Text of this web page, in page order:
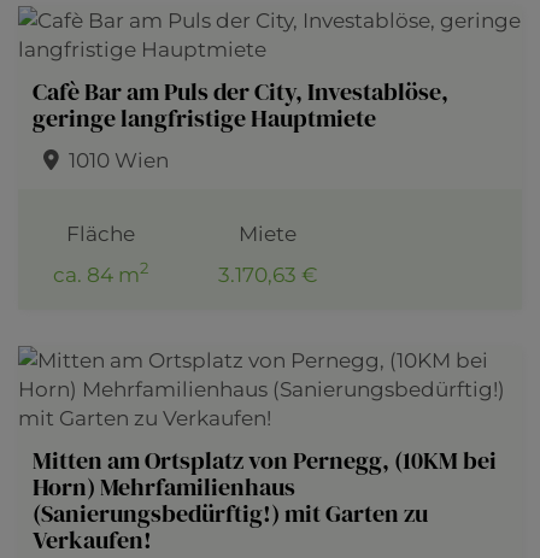
Cafè Bar am Puls der City, Investablöse,
geringe langfristige Hauptmiete
1010 Wien
Fläche
ca. 84 m2
Miete
3.170,63 €
Mitten am Ortsplatz von Pernegg, (10KM bei
Horn) Mehrfamilienhaus
(Sanierungsbedürftig!) mit Garten zu
Verkaufen!